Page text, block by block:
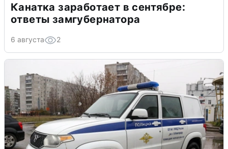
Канатка заработает в сентябре:
ответы замгубернатора
6 августа 2